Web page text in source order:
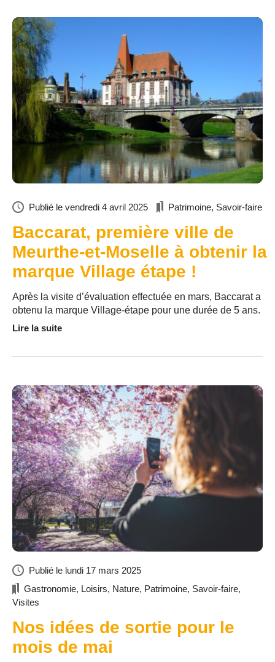
Publié le vendredi 4 avril 2025 Patrimoine, Savoir-faire
Baccarat, première ville de
Meurthe-et-Moselle à obtenir la
marque Village étape !
Après la visite d’évaluation effectuée en mars, Baccarat a
obtenu la marque Village-étape pour une durée de 5 ans.
Lire la suite
Publié le lundi 17 mars 2025
Gastronomie, Loisirs, Nature, Patrimoine, Savoir-faire,
Visites
Nos idées de sortie pour le
mois de mai